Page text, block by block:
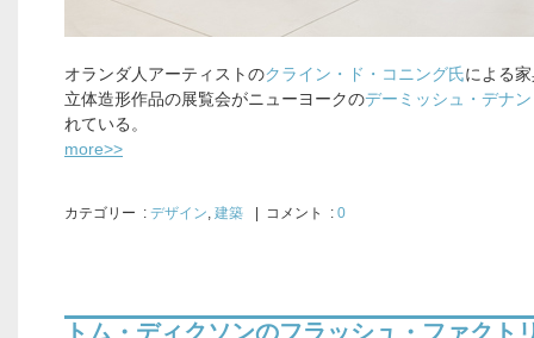
オランダ人アーティストのクライン・ド・コニング氏による
立体造形作品の展覧会がニューヨークのデーミッシュ・デナ
れている。
more>>
カテゴリー : デザイン, 建築 | コメント : 0
トム・ディクソンのフラッシュ・ファクト